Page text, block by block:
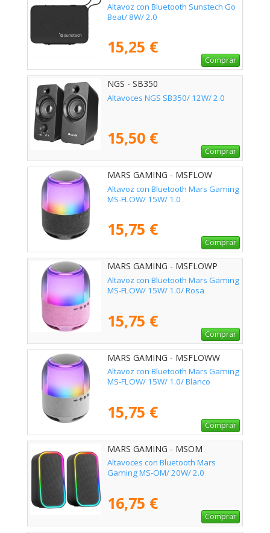
Altavoz con Bluetooth Sunstech Go
Beat/ 8W/ 2.0
15,25 €
Comprar
NGS - SB350
Altavoces NGS SB350/ 12W/ 2.0
15,50 €
Comprar
MARS GAMING - MSFLOW
Altavoz con Bluetooth Mars Gaming
MS-FLOW/ 15W/ 1.0
15,75 €
Comprar
MARS GAMING - MSFLOWP
Altavoz con Bluetooth Mars Gaming
MS-FLOW/ 15W/ 1.0/ Rosa
15,75 €
Comprar
MARS GAMING - MSFLOWW
Altavoz con Bluetooth Mars Gaming
MS-FLOW/ 15W/ 1.0/ Blanco
15,75 €
Comprar
MARS GAMING - MSOM
Altavoces con Bluetooth Mars
Gaming MS-OM/ 20W/ 2.0
16,75 €
Comprar